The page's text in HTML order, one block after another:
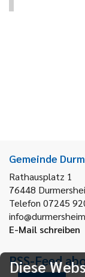
Gemeinde
Rathausplatz 1
76448
Telefon 07245
E-Mail schreiben
RSS-Feed
Diese